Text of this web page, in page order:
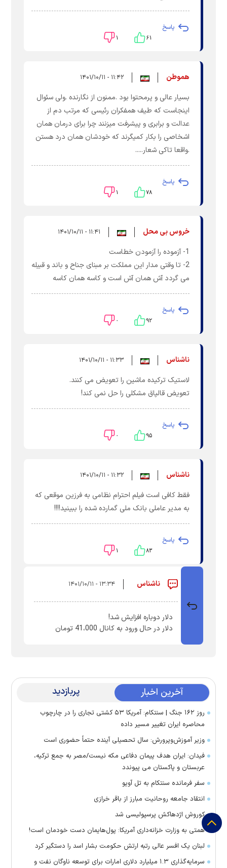
پاسخ
۶۱ ۱
هموطن ۱۱:۴۲ - ۱۴۰۱/۱۰/۱۱
بسیار عالی و پرمحتوا بود .ممنون از نگارنده .ولی سئوال
اینجاست که طیف همفکران رئیسی که مرتب دم از
عدالت و برابری و پیشرفت میزنند چرا برای درمان همان
اشخاصی را بکار کمیگرند که خودشان همان درد هستن
.واقعا تاکی شعار.....
پاسخ
۷۸ ۱
خروس بی محل ۱۱:۴۱ - ۱۴۰۱/۱۰/۱۱
1- آزموده را آزمودن خطاست
2- تا وقتی مدار این مملکت بر مبنای جناح و باند و قبیله
می گردد آش همان آش است و کاسه همان کاسه
پاسخ
۹۲ ۰
ناشناس ۱۱:۳۳ - ۱۴۰۱/۱۰/۱۱
لاستیک ترکیده ماشین را تعویض می کنند.
تعویض قالپاق مشکلی را حل نمی کند!
پاسخ
۹۵ ۰
ناشناس ۱۱:۳۲ - ۱۴۰۱/۱۰/۱۱
فقط کافی است فیلم احترام نظامی به فرزین موقعی که
به مدیر عاملی بانک ملی گمارده شده را ببینید!!!!
پاسخ
۸۳ ۱
ناشناس ۱۳:۳۴ - ۱۴۰۱/۱۰/۱۱
دلار دوباره افزایش شد!
دلار در حال ورود به کانال 41،000 تومان
آخرین اخبار پربازدید
روز ۱۶۲ جنگ | سنتکام: آمریکا ۵۳ کشتی تجاری را در چارچوب
محاصره ایران تغییر مسیر داده
وزیر آموزش‌وپرورش: سال تحصیلی آینده حتماً حضوری است
فیدان: ایران هدف پیمان دفاعی مکه نیست/مصر به جمع ترکیه،
عربستان و پاکستان می پیوندد
سفر فرمانده سنتکام به تل آویو
انتقاد جامعه روحانیت مبارز از باقر خرازی
کوروش اژدهاکش پرسپولیسی شد
همتی به وزارت خزانه‌داری آمریکا: پول‌هایمان دست خودمان است!
لبنان یک افسر عالی رتبه ارتش حکومت بشار اسد را دستگیر کرد
سرمایه‌گذاری ۱.۳ میلیارد دلاری امارات برای توسعه ناوگان نفت و